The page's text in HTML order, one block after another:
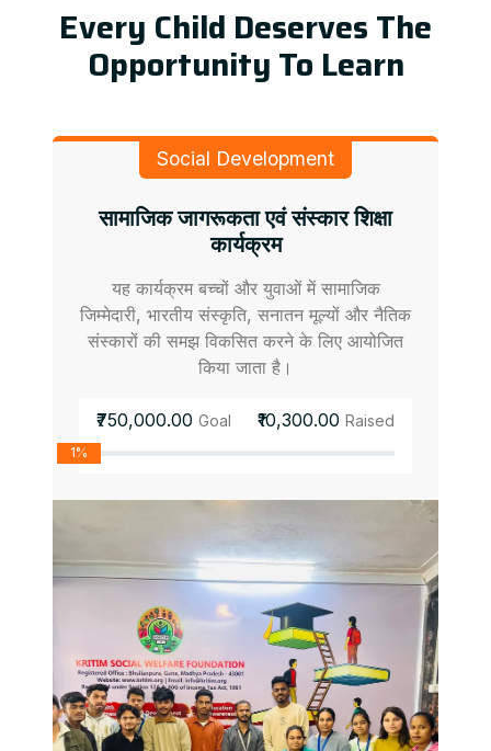
Every Child Deserves The
Opportunity To Learn
Social Development
सामाजिक जागरूकता एवं संस्कार शिक्षा
कार्यक्रम
यह कार्यक्रम बच्चों और युवाओं में सामाजिक
जिम्मेदारी, भारतीय संस्कृति, सनातन मूल्यों और नैतिक
संस्कारों की समझ विकसित करने के लिए आयोजित
किया जाता है।
₹750,000.00 Goal ₹10,300.00 Raised
1%